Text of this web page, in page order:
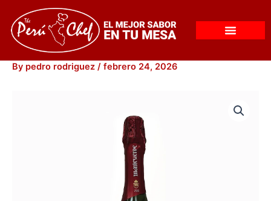
content
By pedro rodriguez / febrero 24, 2026